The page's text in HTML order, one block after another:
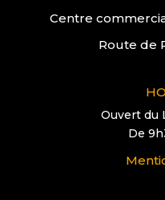
Centre
Route de
Ouvert du
De